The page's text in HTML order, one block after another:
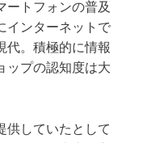
ートフォンの普及
インターネットで
代。積極的に情報
ップの認知度は大
供していたとして